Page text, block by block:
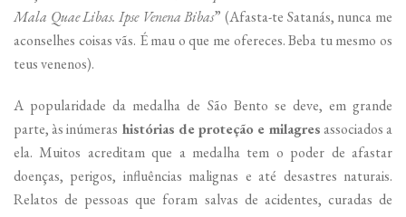
Mala Quae Libas. Ipse Venena Bibas” (Afasta-te Satanás, nunca me
aconselhes coisas vãs. É mau o que me ofereces. Beba tu mesmo os
teus venenos).
A popularidade da medalha de São Bento se deve, em grande
parte, às inúmeras histórias de proteção e milagresassociados a
ela. Muitos acreditam que a medalha tem o poder de afastar
doenças, perigos, influências malignas e até desastres naturais.
Relatos de pessoas que foram salvas de acidentes, curadas de